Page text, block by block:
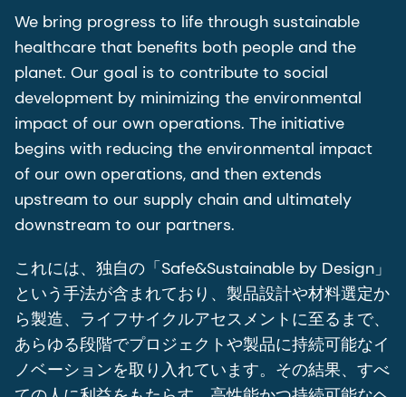
We bring progress to life through sustainable
healthcare that benefits both people and the
planet. Our goal is to contribute to social
development by minimizing the environmental
impact of our own operations. The initiative
begins with reducing the environmental impact
of our own operations, and then extends
upstream to our supply chain and ultimately
downstream to our partners.
これには、独自の「Safe&Sustainable by Design」
という手法が含まれており、製品設計や材料選定か
ら製造、ライフサイクルアセスメントに至るまで、
あらゆる段階でプロジェクトや製品に持続可能なイ
ノベーションを取り入れています。その結果、すべ